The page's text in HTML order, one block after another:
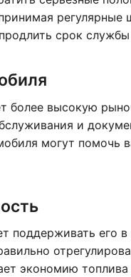
срок
более высокую
и
могут помочь
поддерживать его
экономию